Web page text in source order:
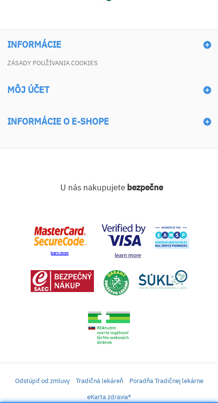
INFORMÁCIE
ZÁSADY POUŽÍVANIA COOKIES
MÔJ ÚČET
INFORMÁCIE O E-SHOPE
U nás nakupujete bezpečne
Odstúpiť od zmluvy Tradičná lekáreň
Poradňa Tradičnej lekárne
eKarta zdravia®